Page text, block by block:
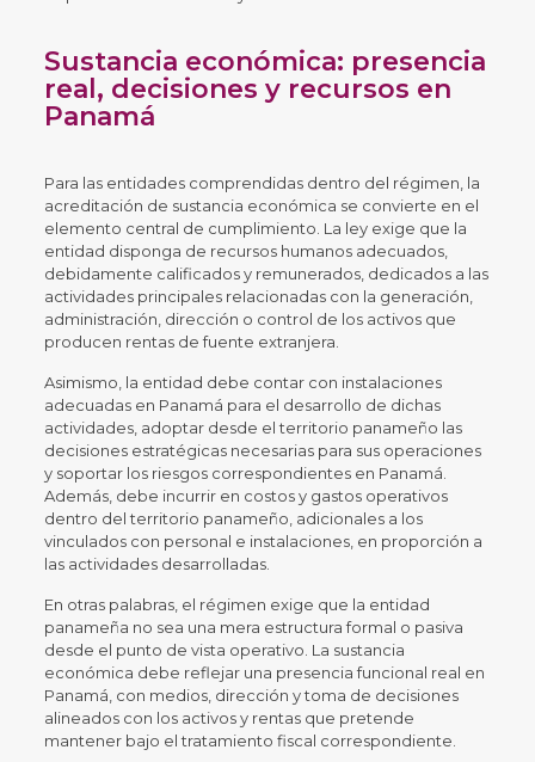
Sustancia económica: presencia
real, decisiones y recursos en
Panamá
Para las entidades comprendidas dentro del régimen, la
acreditación de sustancia económica se convierte en el
elemento central de cumplimiento. La ley exige que la
entidad disponga de recursos humanos adecuados,
debidamente calificados y remunerados, dedicados a las
actividades principales relacionadas con la generación,
administración, dirección o control de los activos que
producen rentas de fuente extranjera.
Asimismo, la entidad debe contar con instalaciones
adecuadas en Panamá para el desarrollo de dichas
actividades, adoptar desde el territorio panameño las
decisiones estratégicas necesarias para sus operaciones
y soportar los riesgos correspondientes en Panamá.
Además, debe incurrir en costos y gastos operativos
dentro del territorio panameño, adicionales a los
vinculados con personal e instalaciones, en proporción a
las actividades desarrolladas.
En otras palabras, el régimen exige que la entidad
panameña no sea una mera estructura formal o pasiva
desde el punto de vista operativo. La sustancia
económica debe reflejar una presencia funcional real en
Panamá, con medios, dirección y toma de decisiones
alineados con los activos y rentas que pretende
mantener bajo el tratamiento fiscal correspondiente.